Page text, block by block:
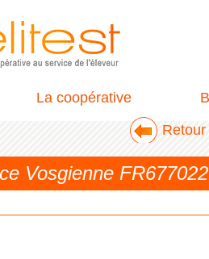
La coopérative
Vosgienne